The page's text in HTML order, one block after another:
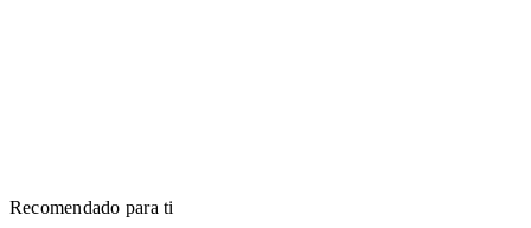
Recomendado para ti